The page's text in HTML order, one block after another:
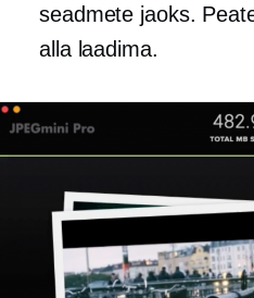
seadmete jaoks.
alla laadima.